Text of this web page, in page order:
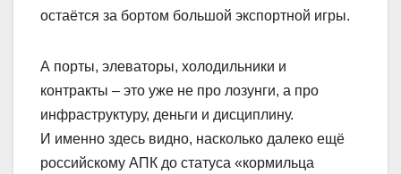
остаётся за бортом большой экспортной игры.
А порты, элеваторы, холодильники и
контракты – это уже не про лозунги, а про
инфраструктуру, деньги и дисциплину.
И именно здесь видно, насколько далеко ещё
российскому АПК до статуса «кормильца